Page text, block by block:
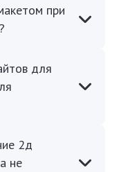
при
для
2д
не